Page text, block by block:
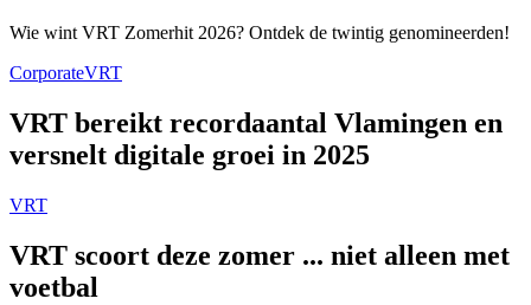
Wie wint VRT Zomerhit 2026? Ontdek de twintig genomineerden!
CorporateVRT
VRT bereikt recordaantal Vlamingen en
versnelt digitale groei in 2025
VRT
VRT scoort deze zomer ... niet alleen met
voetbal